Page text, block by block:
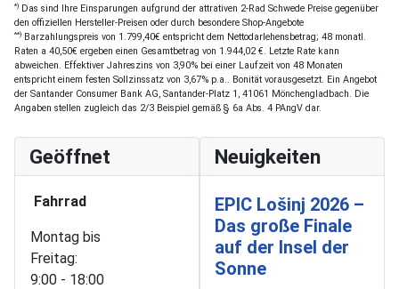
*) Das sind Ihre Einsparungen aufgrund der attrativen 2-Rad Schwede Preise gegenüber
den offiziellen Hersteller-Preisen oder durch besondere Shop-Angebote
**) Barzahlungspreis von 1.799,40€ entspricht dem Nettodarlehensbetrag; 48 monatl.
Raten a 40,50€ ergeben einen Gesamtbetrag von 1.944,02 €. Letzte Rate kann
abweichen. Effektiver Jahreszins von 3,90% bei einer Laufzeit von 48 Monaten
entspricht einem festen Sollzinssatz von 3,67% p.a.. Bonität vorausgesetzt. Ein Angebot
der Santander Consumer Bank AG, Santander-Platz 1, 41061 Mönchengladbach. Die
Angaben stellen zugleich das 2/3 Beispiel gemäß § 6a Abs. 4 PAngV dar.
Geöffnet
Fahrrad
Montag bis
Freitag:
9:00 - 18:00
Neuigkeiten
EPIC Lošinj 2026 –
Das große Finale
auf der Insel der
Sonne